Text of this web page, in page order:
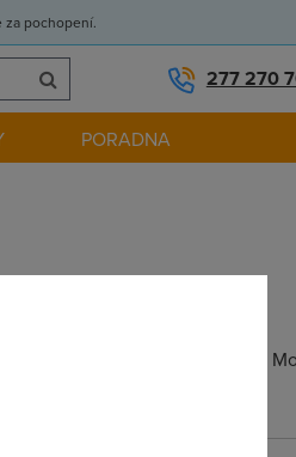
za pochopení.
277 270
PORADNA
Je nutný mít firewall?? P.S.